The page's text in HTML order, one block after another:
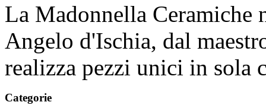
La Madonnella Ceramiche
Angelo d'Ischia, dal
realizza pezzi unici in sola
Categorie